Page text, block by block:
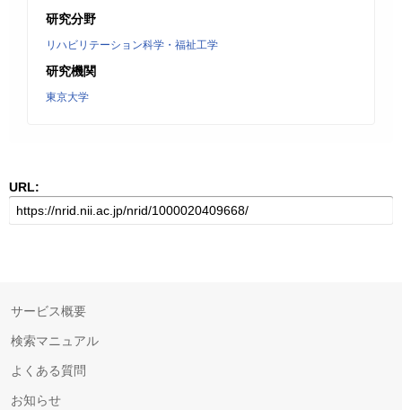
研究分野
リハビリテーション科学・福祉工学
研究機関
東京大学
URL:
サービス概要
検索マニュアル
よくある質問
お知らせ